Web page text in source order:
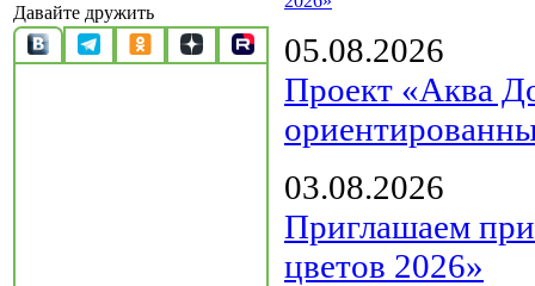
Давайте дружить
05.08.2026
Проект «Аква
03.08.2026
Приглашаем
цветов 2026»